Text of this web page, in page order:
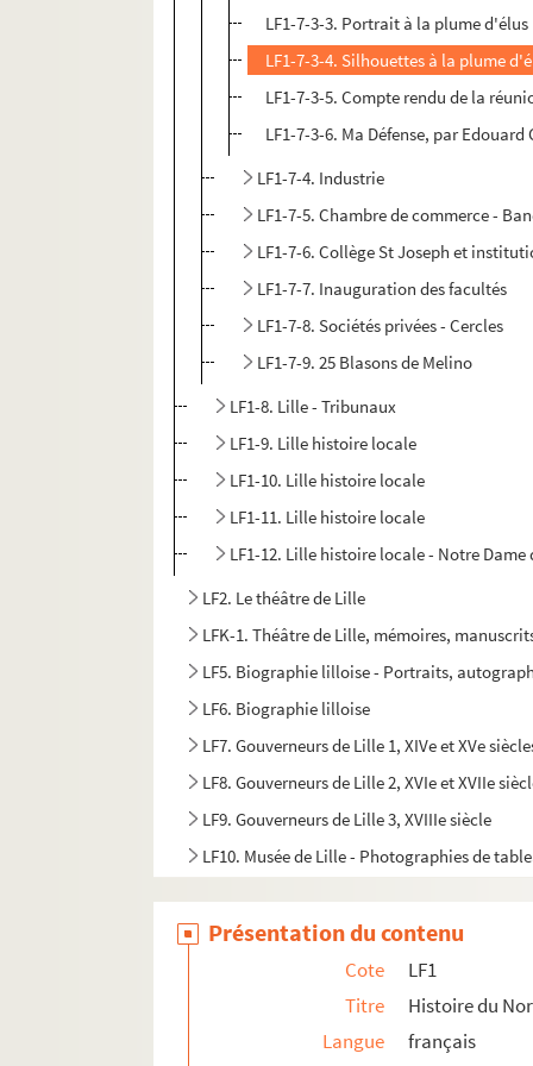
LF1-7-3-3. Portrait à la plume
LF1-7-3-4. Silhouettes à la plume
LF1-7-3-5. Compte rendu de la
LF1-7-3-6. Ma Défense, par Edouard
LF1-7-4. Industrie
LF1-7-5. Chambre de commerce -
LF1-7-6. Collège St Joseph et
LF1-7-7. Inauguration des facultés
LF1-7-8. Sociétés privées - Cercles
LF1-7-9. 25 Blasons de Melino
LF1-8. Lille - Tribunaux
LF1-9. Lille histoire locale
LF1-10. Lille histoire locale
LF1-11. Lille histoire locale
LF1-12. Lille histoire locale - Notre Dame
LF2. Le théâtre de Lille
LFK-1. Théâtre de Lille, mémoires,
LF5. Biographie lilloise - Portraits,
LF6. Biographie lilloise
LF7. Gouverneurs de Lille 1, XIVe et XVe
LF8. Gouverneurs de Lille 2, XVIe et XVIIe
LF9. Gouverneurs de Lille 3, XVIIIe siècle
LF10. Musée de Lille - Photographies de
LF12. Vues de Lille - photographies,
LF14. Photographies du musée de Lille
LF15. Lille Ancienne et moderne - gravures,
Présentation du contenu
Cote
LF1
Titre
Histoire du
Langue
français